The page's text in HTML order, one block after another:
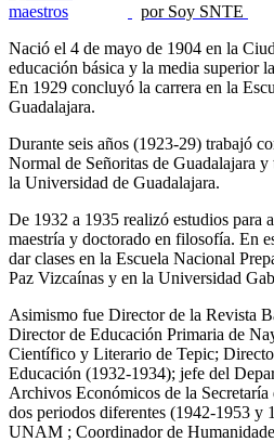
por Soy SNTE
Nació el 4 de mayo de 1904 en la
educación básica y la media superior
En 1929 concluyó la carrera en la
Guadalajara.
Durante seis años (1923-29) trabajó
Normal de Señoritas de Guadalajara
la Universidad de Guadalajara.
De 1932 a 1935 realizó estudios para
maestría y doctorado en filosofía. En
dar clases en la Escuela Nacional
Paz Vizcaínas y en la Universidad
Asimismo fue Director de la Revista
Director de Educación Primaria de
Científico y Literario de Tepic;
Educación (1932-1934); jefe del
Archivos Económicos de la
dos periodos diferentes (1942-1953 y
UNAM ; Coordinador de